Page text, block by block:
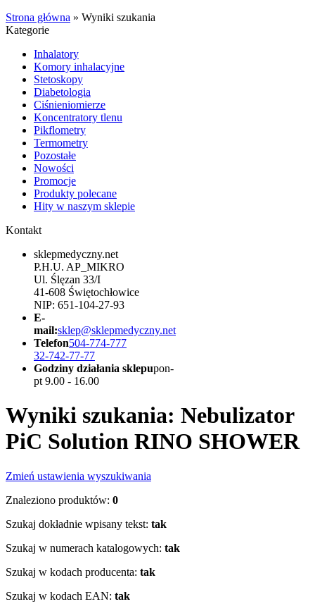
Strona główna » Wyniki szukania
Kategorie
Inhalatory
Komory inhalacyjne
Stetoskopy
Diabetologia
Ciśnieniomierze
Koncentratory tlenu
Pikflometry
Termometry
Pozostałe
Nowości
Promocje
Produkty polecane
Hity w naszym sklepie
Kontakt
sklepmedyczny.net
P.H.U. AP_MIKRO
Ul. Ślęzan 33/I
41-608 Świętochłowice
NIP: 651-104-27-93
E-
mail:sklep@sklepmedyczny.net
Telefon504-774-777
32-742-77-77
Godziny działania sklepupon-
pt 9.00 - 16.00
Wyniki szukania: Nebulizator
PiC Solution RINO SHOWER
Zmień ustawienia wyszukiwania
Znaleziono produktów: 0
Szukaj dokładnie wpisany tekst: tak
Szukaj w numerach katalogowych: tak
Szukaj w kodach producenta: tak
Szukaj w kodach EAN: tak